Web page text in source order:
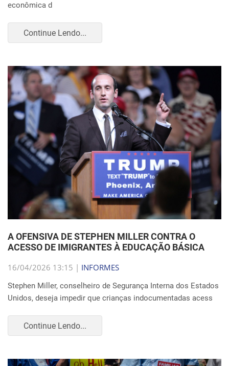
econômica d
Continue Lendo...
A OFENSIVA DE STEPHEN MILLER CONTRA O
ACESSO DE IMIGRANTES À EDUCAÇÃO BÁSICA
16/04/2026 13:15 | INFORMES
Stephen Miller, conselheiro de Segurança Interna dos Estados
Unidos, deseja impedir que crianças indocumentadas acess
Continue Lendo...